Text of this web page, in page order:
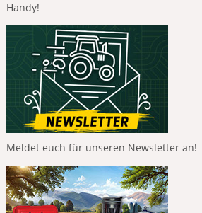
Handy!
Meldet euch für unseren Newsletter an!